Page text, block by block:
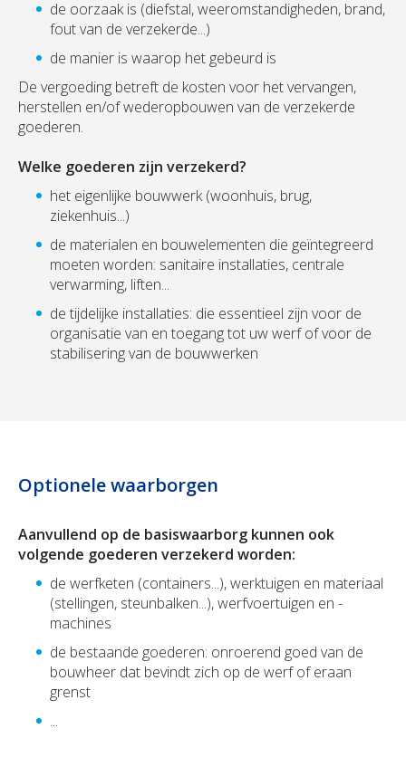
de oorzaak is (diefstal, weeromstandigheden, brand,
fout van de verzekerde...)
de manier is waarop het gebeurd is
De vergoeding betreft de kosten voor het vervangen,
herstellen en/of wederopbouwen van de verzekerde
goederen.
Welke goederen zijn verzekerd?
het eigenlijke bouwwerk (woonhuis, brug,
ziekenhuis...)
de materialen en bouwelementen die geïntegreerd
moeten worden: sanitaire installaties, centrale
verwarming, liften...
de tijdelijke installaties: die essentieel zijn voor de
organisatie van en toegang tot uw werf of voor de
stabilisering van de bouwwerken
Optionele waarborgen
Aanvullend op de basiswaarborg kunnen ook
volgende goederen verzekerd worden:
de werfketen (containers...), werktuigen en materiaal
(stellingen, steunbalken...), werfvoertuigen en -
machines
de bestaande goederen: onroerend goed van de
bouwheer dat bevindt zich op de werf of eraan
grenst
...